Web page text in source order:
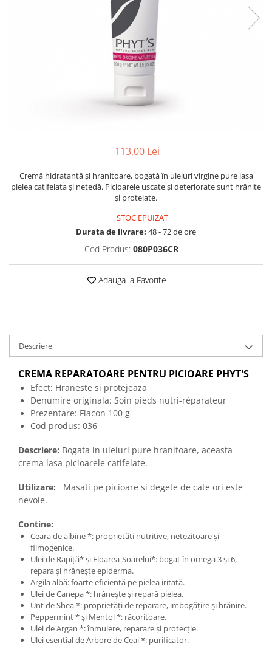
Creme bio piele grasă acneică
113,00 Lei
Cremă hidratantă și hranitoare, bogată în uleiuri virgine pure lasa
pielea catifelata și netedă. Picioarele uscate și deteriorate sunt hrănite
și protejate.
STOC EPUIZAT
Durata de livrare: 48 - 72 de ore
Cod Produs: 080P036CR
Adauga la Favorite
Descriere
CREMA REPARATOARE PENTRU PICIOARE PHYT'S
Efect: Hraneste si protejeaza
Denumire originala: Soin pieds nutri-réparateur
Prezentare: Flacon 100 g
Cod produs: 036
Descriere: Bogata in uleiuri pure hranitoare, aceasta
crema lasa picioarele catifelate.
Utilizare:
Masati pe picioare si degete de cate ori este
nevoie.
Contine:
Ceara de albine *: proprietăți nutritive, netezitoare și
filmogenice.
Ulei de Rapiță* și Floarea-Soarelui*: bogat în omega 3 și 6,
repara și hrănește epiderma.
Argila albă: foarte eficientă pe pielea iritată.
Ulei de Canepa *: hrănește și repară pielea.
Unt de Shea *: proprietăți de reparare, imbogățire și hrănire.
Peppermint * și Mentol *: răcoritoare.
Ulei de Argan *: înmuiere, reparare și protecție.
Ulei esential de Arbore de Ceai *: purificator.